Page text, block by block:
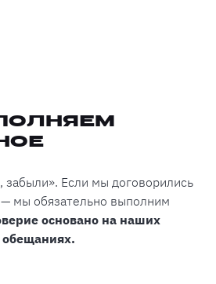
забыли». Если мы договорились
мы обязательно выполним
основано на наших
обещаниях.